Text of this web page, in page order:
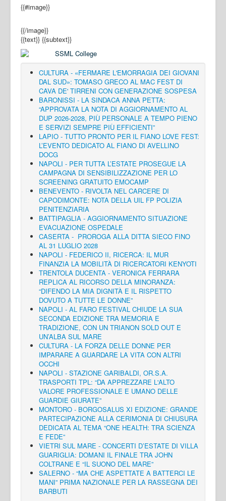
{{#image}}
{{/image}}
{{text}} {{subtext}}
CULTURA - «FERMARE L'EMORRAGIA DEI GIOVANI
DAL SUD»: TOMASO GRECO AL MAC FEST DI
CAVA DE' TIRRENI CON GENERAZIONE SOSPESA
BARONISSI - LA SINDACA ANNA PETTA:
“APPROVATA LA NOTA DI AGGIORNAMENTO AL
DUP 2026-2028, PIÙ PERSONALE A TEMPO PIENO
E SERVIZI SEMPRE PIÙ EFFICIENTI”
LAPIO - TUTTO PRONTO PER IL FIANO LOVE FEST:
L’EVENTO DEDICATO AL FIANO DI AVELLINO
DOCG
NAPOLI - PER TUTTA L’ESTATE PROSEGUE LA
CAMPAGNA DI SENSIBILIZZAZIONE PER LO
SCREENING GRATUITO EMOCAMP
BENEVENTO - RIVOLTA NEL CARCERE DI
CAPODIMONTE: NOTA DELLA UIL FP POLIZIA
PENITENZIARIA
BATTIPAGLIA - AGGIORNAMENTO SITUAZIONE
EVACUAZIONE OSPEDALE
CASERTA - PROROGA ALLA DITTA SIECO FINO
AL 31 LUGLIO 2028
NAPOLI - FEDERICO II, RICERCA: IL MUR
FINANZIA LA MOBILITÀ DI RICERCATORI KENYOTI
TRENTOLA DUCENTA - VERONICA FERRARA
REPLICA AL RICORSO DELLA MINORANZA:
“DIFENDO LA MIA DIGNITÀ E IL RISPETTO
DOVUTO A TUTTE LE DONNE”
NAPOLI - AL FARO FESTIVAL CHIUDE LA SUA
SECONDA EDIZIONE TRA MEMORIA E
TRADIZIONE, CON UN TRIANON SOLD OUT E
UN’ALBA SUL MARE
CULTURA - LA FORZA DELLE DONNE PER
IMPARARE A GUARDARE LA VITA CON ALTRI
OCCHI
NAPOLI - STAZIONE GARIBALDI, OR.S.A.
TRASPORTI TPL: “DA APPREZZARE L'ALTO
VALORE PROFESSIONALE E UMANO DELLE
GUARDIE GIURATE”
MONTORO - BORGOSALUS XI EDIZIONE: GRANDE
PARTECIPAZIONE ALLA CERIMONIA DI CHIUSURA
DEDICATA AL TEMA “ONE HEALTH: TRA SCIENZA
E FEDE”
VIETRI SUL MARE - CONCERTI D’ESTATE DI VILLA
GUARIGLIA: DOMANI IL FINALE TRA JOHN
COLTRANE E “IL SUONO DEL MARE”
SALERNO - “MA CHE ASPETTATE A BATTERCI LE
MANI” PRIMA NAZIONALE PER LA RASSEGNA DEI
BARBUTI